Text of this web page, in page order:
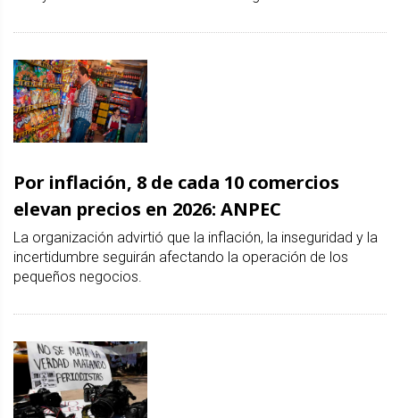
Por inflación, 8 de cada 10 comercios
elevan precios en 2026: ANPEC
La organización advirtió que la inflación, la inseguridad y la
incertidumbre seguirán afectando la operación de los
pequeños negocios.